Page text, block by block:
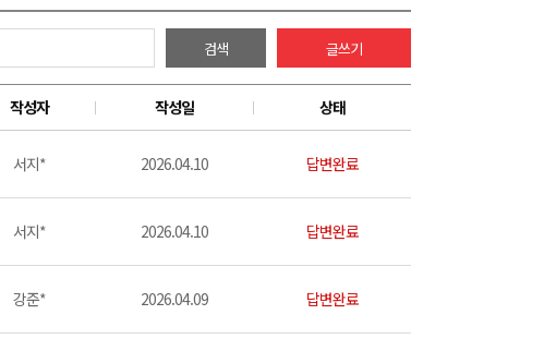
검색 글쓰기
작성자 작성일 상태
서지* 2026.04.10 답변완료
서지* 2026.04.10 답변완료
강준* 2026.04.09 답변완료